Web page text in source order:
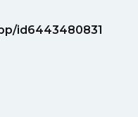
id6443480831